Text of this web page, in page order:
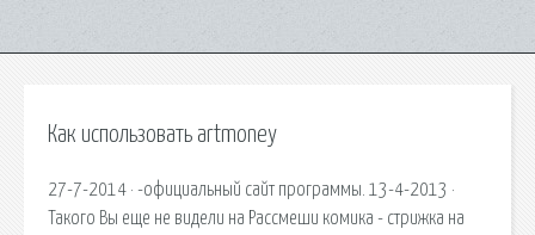
Как использовать artmoney
27-7-2014 · -официальный сайт программы. 13-4-2013 ·
Такого Вы еще не видели на Рассмеши комика - стрижка на